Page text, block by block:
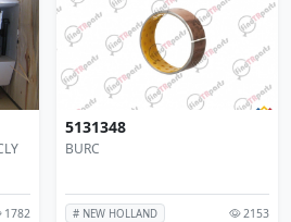
1782
5131348
BURC
# NEW HOLLAND 2153